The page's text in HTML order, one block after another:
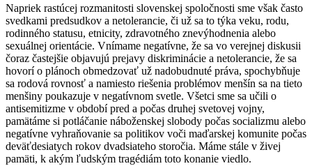
Napriek rastúcej rozmanitosti slovenskej spoločnosti sme však často
svedkami predsudkov a netolerancie, či už sa to týka veku, rodu,
rodinného statusu, etnicity, zdravotného znevýhodnenia alebo
sexuálnej orientácie. Vnímame negatívne, že sa vo verejnej diskusii
čoraz častejšie objavujú prejavy diskriminácie a netolerancie, že sa
hovorí o plánoch obmedzovať už nadobudnuté práva, spochybňuje
sa rodová rovnosť a namiesto riešenia problémov menšín sa na tieto
menšiny poukazuje v negatívnom svetle. Všetci sme sa učili o
antisemitizme v období pred a počas druhej svetovej vojny,
pamätáme si potláčanie náboženskej slobody počas socializmu alebo
negatívne vyhraňovanie sa politikov voči maďarskej komunite počas
deväťdesiatych rokov dvadsiateho storočia. Máme stále v živej
pamäti, k akým ľudským tragédiám toto konanie viedlo.